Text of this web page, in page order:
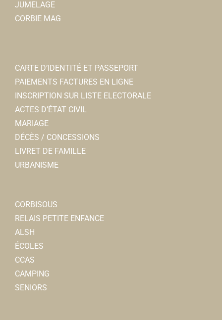
JUMELAGE
CORBIE MAG
CARTE D’IDENTITÉ ET PASSEPORT
PAIEMENTS FACTURES EN LIGNE
INSCRIPTION SUR LISTE ELECTORALE
ACTES D’ÉTAT CIVIL
MARIAGE
DÉCÈS / CONCESSIONS
LIVRET DE FAMILLE
URBANISME
CORBISOUS
RELAIS PETITE ENFANCE
ALSH
ÉCOLES
CCAS
CAMPING
SENIORS